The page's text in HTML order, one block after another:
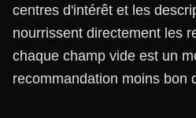
centres d'intérêt et les
nourrissent directement les
chaque champ vide est un
recommandation moins bon